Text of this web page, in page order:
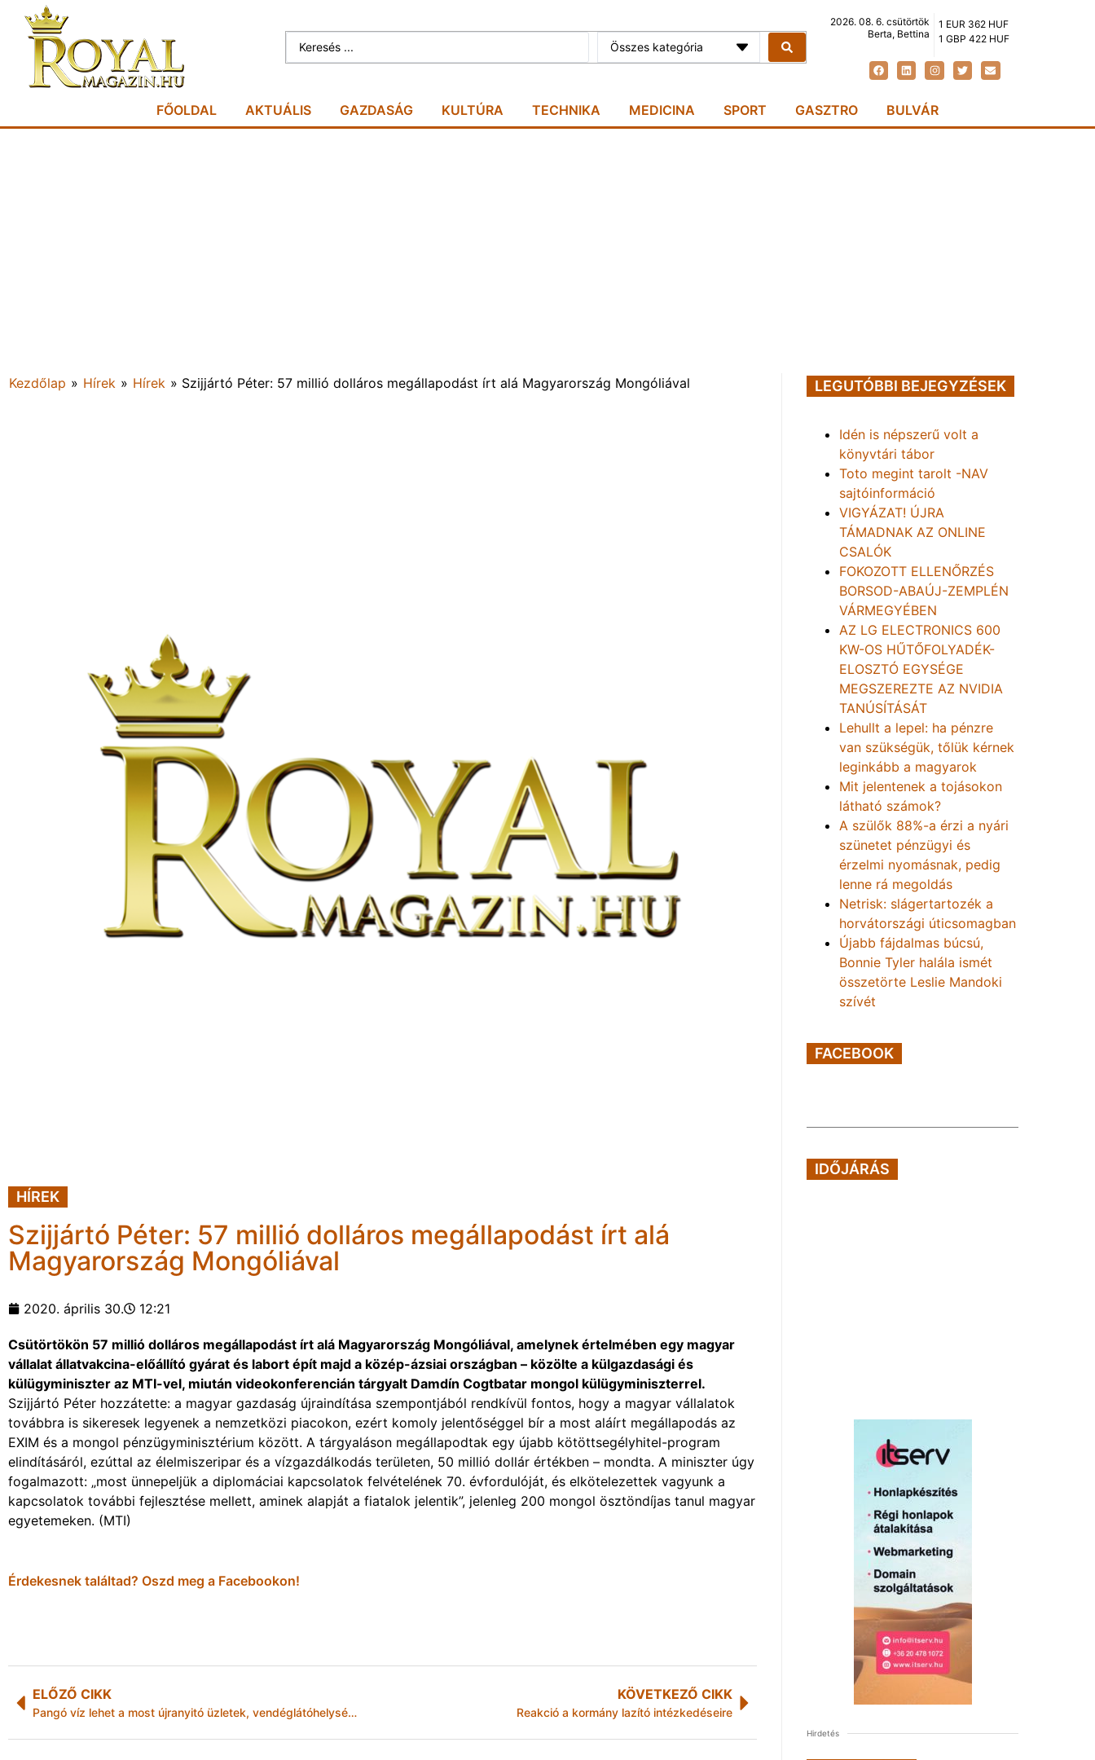
Összes kategória
2026. 08. 6. csütörtök
Berta, Bettina
1 EUR 362 HUF
1 GBP 422 HUF
FŐOLDAL AKTUÁLIS GAZDASÁG KULTÚRA TECHNIKA MEDICINA SPORT GASZTRO BULVÁR
Kezdőlap » Hírek » Hírek » Szijjártó Péter: 57 millió dolláros megállapodást írt alá Magyarország Mongóliával
HÍREK
Szijjártó Péter: 57 millió dolláros megállapodást írt alá
Magyarország Mongóliával
2020. április 30. 12:21
Csütörtökön 57 millió dolláros megállapodást írt alá Magyarország Mongóliával, amelynek értelmében egy magyar
vállalat állatvakcina-előállító gyárat és labort épít majd a közép-ázsiai országban – közölte a külgazdasági és
külügyminiszter az MTI-vel, miután videokonferencián tárgyalt Damdín Cogtbatar mongol külügyminiszterrel.
Szijjártó Péter hozzátette: a magyar gazdaság újraindítása szempontjából rendkívül fontos, hogy a magyar vállalatok
továbbra is sikeresek legyenek a nemzetközi piacokon, ezért komoly jelentőséggel bír a most aláírt megállapodás az
EXIM és a mongol pénzügyminisztérium között. A tárgyaláson megállapodtak egy újabb kötöttsegélyhitel-program
elindításáról, ezúttal az élelmiszeripar és a vízgazdálkodás területen, 50 millió dollár értékben – mondta. A miniszter úgy
fogalmazott: „most ünnepeljük a diplomáciai kapcsolatok felvételének 70. évfordulóját, és elkötelezettek vagyunk a
kapcsolatok további fejlesztése mellett, aminek alapját a fiatalok jelentik”, jelenleg 200 mongol ösztöndíjas tanul magyar
egyetemeken. (MTI)
Érdekesnek találtad? Oszd meg a Facebookon!
ELŐZŐ CIKK
Pangó víz lehet a most újranyitó üzletek, vendéglátóhelységek és oktatási intézmények vízvezetékeiben
KÖVETKEZŐ CIKK
Reakció a kormány lazító intézkedéseire
LEGUTÓBBI BEJEGYZÉSEK
Idén is népszerű volt a
könyvtári tábor
Toto megint tarolt -NAV
sajtóinformáció
VIGYÁZAT! ÚJRA
TÁMADNAK AZ ONLINE
CSALÓK
FOKOZOTT ELLENŐRZÉS
BORSOD-ABAÚJ-ZEMPLÉN
VÁRMEGYÉBEN
AZ LG ELECTRONICS 600
KW-OS HŰTŐFOLYADÉK-
ELOSZTÓ EGYSÉGE
MEGSZEREZTE AZ NVIDIA
TANÚSÍTÁSÁT
Lehullt a lepel: ha pénzre
van szükségük, tőlük kérnek
leginkább a magyarok
Mit jelentenek a tojásokon
látható számok?
A szülők 88%-a érzi a nyári
szünetet pénzügyi és
érzelmi nyomásnak, pedig
lenne rá megoldás
Netrisk: slágertartozék a
horvátországi úticsomagban
Újabb fájdalmas búcsú,
Bonnie Tyler halála ismét
összetörte Leslie Mandoki
szívét
FACEBOOK
IDŐJÁRÁS
Hirdetés